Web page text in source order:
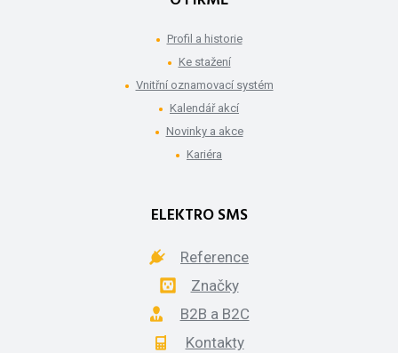
Profil a historie
Ke stažení
Vnitřní oznamovací systém
Kalendář akcí
Novinky a akce
Kariéra
ELEKTRO SMS
Reference
Značky
B2B a B2C
Kontakty